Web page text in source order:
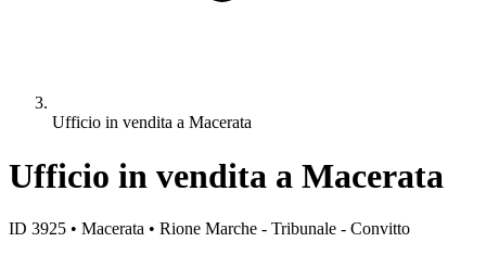
Ufficio in vendita a Macerata
Ufficio in vendita a Macerata
ID 3925 • Macerata • Rione Marche - Tribunale - Convitto